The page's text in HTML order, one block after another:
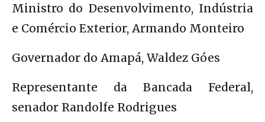
Ministro do Desenvolvimento, Indústria
e Comércio Exterior, Armando Monteiro
Governador do Amapá, Waldez Góes
Representante da Bancada Federal,
senador Randolfe Rodrigues